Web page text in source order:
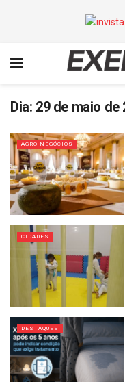
Dia: 29 de maio de
AGRO NEGÓCIOS
CIDADES
DESTAQUES